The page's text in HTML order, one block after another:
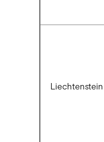
Liechtenstein